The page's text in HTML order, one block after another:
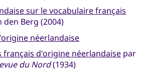
sur le vocabulaire français
Berg (2004)
néerlandaise
français d'origine néerlandaisepar
du Nord(1934)